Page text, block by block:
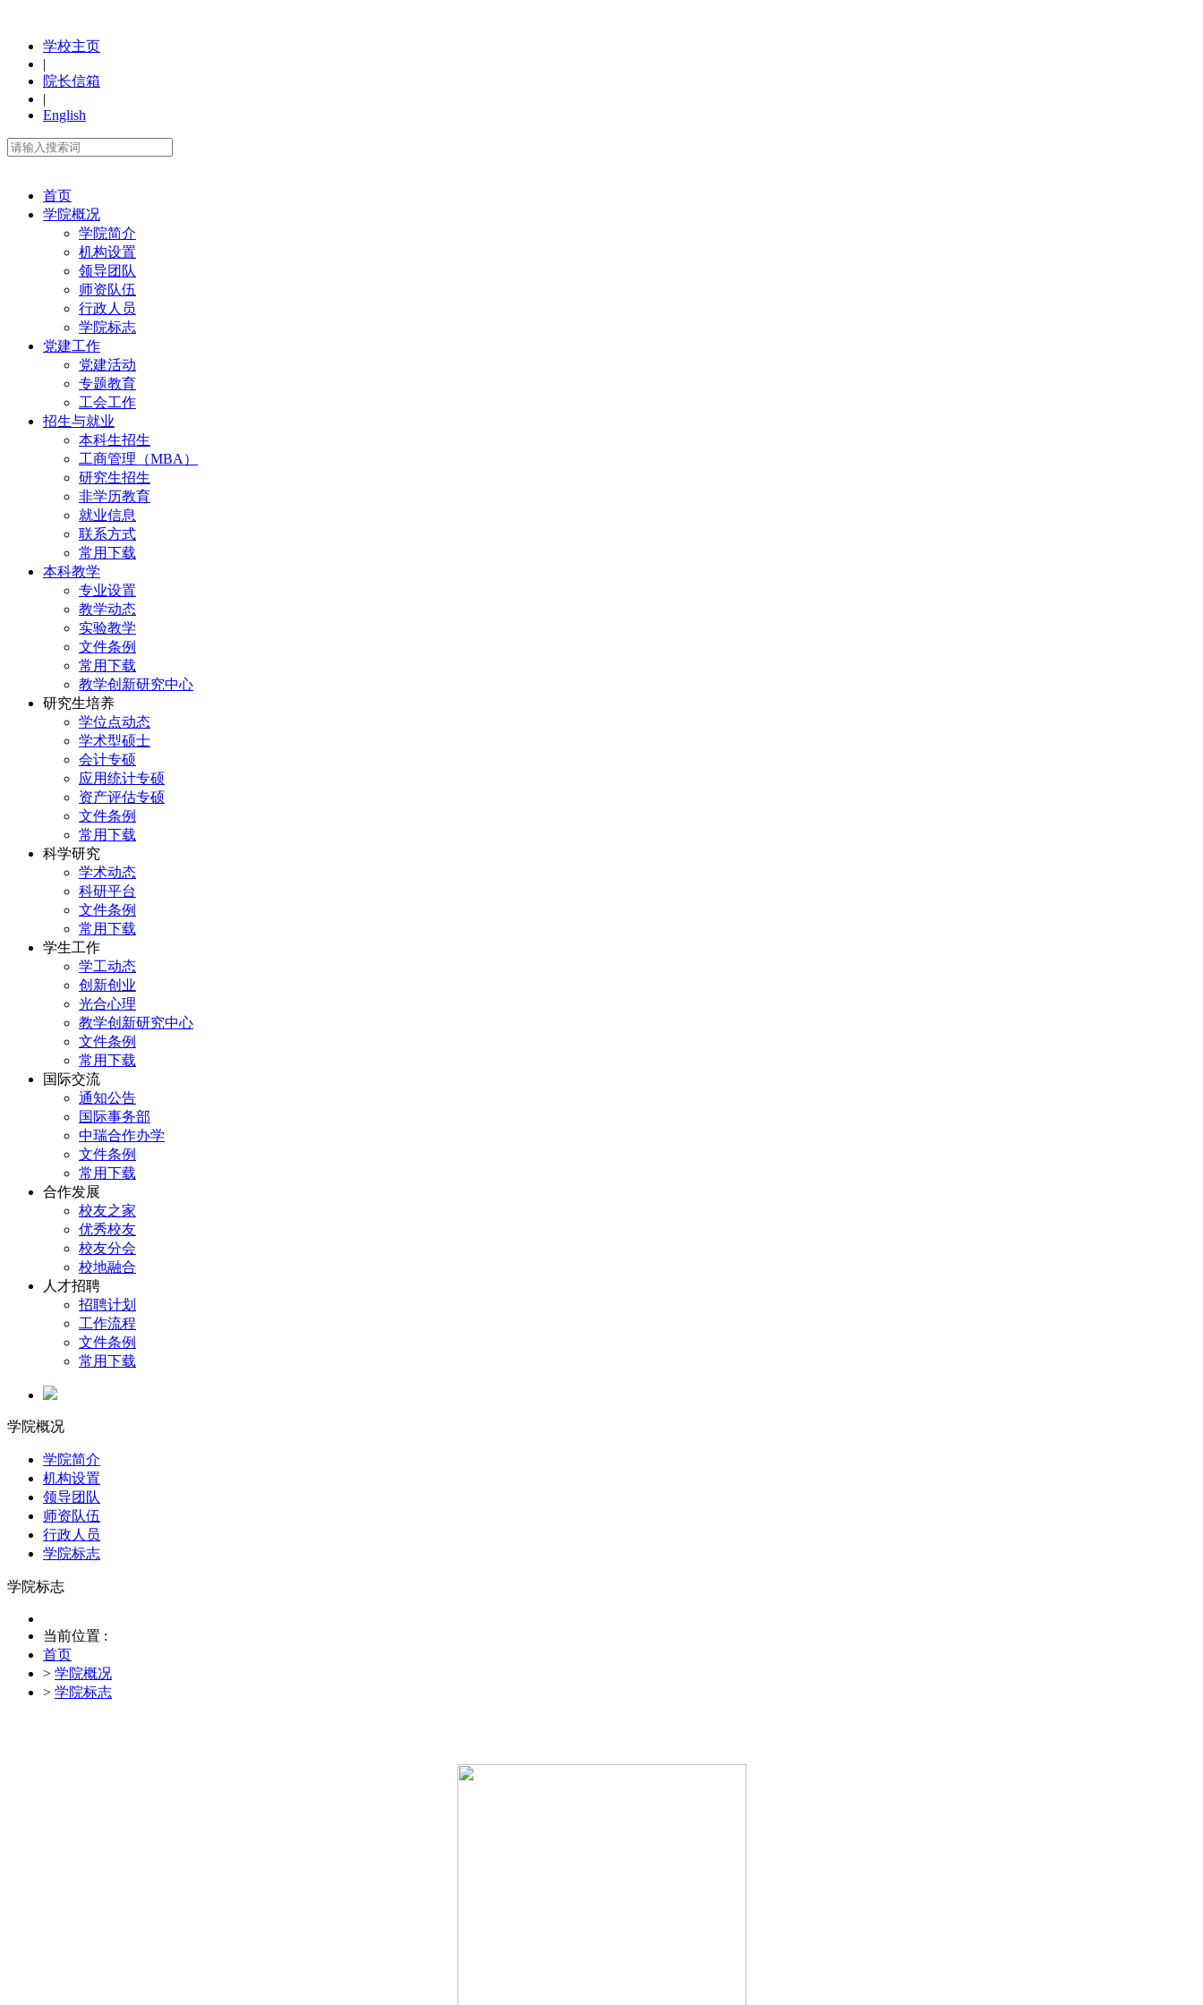
学校主页
|
院长信箱
|
English
首页
学院概况
学院简介
机构设置
领导团队
师资队伍
行政人员
学院标志
党建工作
党建活动
专题教育
工会工作
招生与就业
本科生招生
工商管理（MBA）
研究生招生
非学历教育
就业信息
联系方式
常用下载
本科教学
专业设置
教学动态
实验教学
文件条例
常用下载
教学创新研究中心
研究生培养
学位点动态
学术型硕士
会计专硕
应用统计专硕
资产评估专硕
文件条例
常用下载
科学研究
学术动态
科研平台
文件条例
常用下载
学生工作
学工动态
创新创业
光合心理
教学创新研究中心
文件条例
常用下载
国际交流
通知公告
国际事务部
中瑞合作办学
文件条例
常用下载
合作发展
校友之家
优秀校友
校友分会
校地融合
人才招聘
招聘计划
工作流程
文件条例
常用下载
学院概况
学院简介
机构设置
领导团队
师资队伍
行政人员
学院标志
学院标志
当前位置 :
首页
> 学院概况
> 学院标志